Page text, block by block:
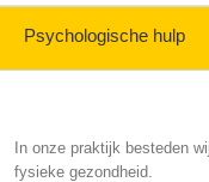
Psychologische hulp
In onze praktijk besteden
fysieke gezondheid.